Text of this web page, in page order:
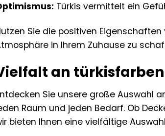
Türkis vermittelt ein
Sie die positiven
in Ihrem Zuhause zu
an
Sie unsere große Auswahl
Raum und jeden Bedarf. Ob
bieten Ihnen eine vielfältige